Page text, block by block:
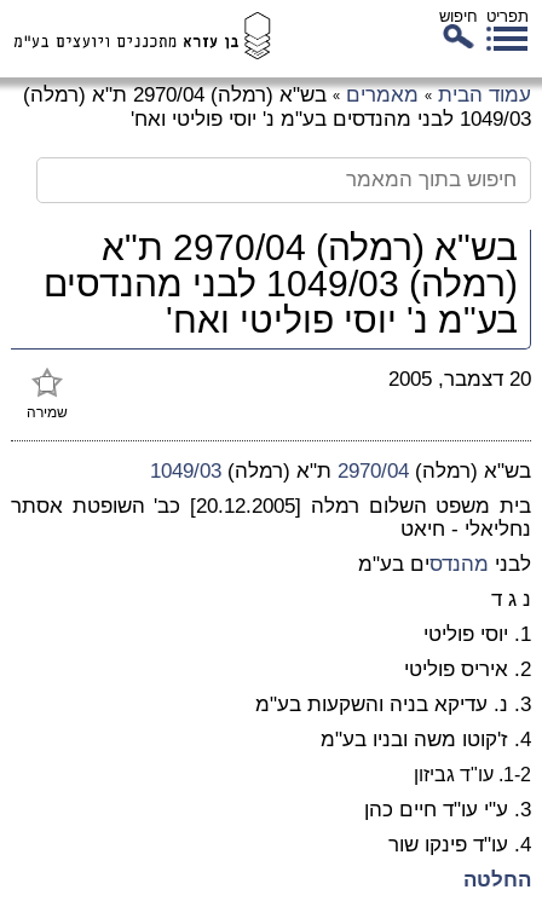
תפריט חיפוש
עמוד הבית » מאמרים »
בש"א (רמלה) 2970/04 ת"א (רמלה)
1049/03 לבני מהנדסים בע"מ נ' יוסי פוליטי ואח'
בש"א (רמלה) 2970/04 ת"א
(רמלה) 1049/03 לבני מהנדסים
בע"מ נ' יוסי פוליטי ואח'
שמירה
20 דצמבר, 2005
בש"א (רמלה) ת"א (רמלה) 1049/03
בית משפט השלום רמלה [20.12.2005] כב' השופטת אסתר
נחליאלי - חיאט
לבני מהנדסים בע"מ
נ ג ד
1. יוסי פוליטי
2. איריס פוליטי
3. נ. עדיקא בניה והשקעות בע"מ
4. ז'קוטו משה ובניו בע"מ
1-2. עו"ד גביזון
3. ע"י עו"ד חיים כהן
4. עו"ד פינקו שור
החלטה